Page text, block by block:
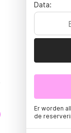
Data:
Er worden
de